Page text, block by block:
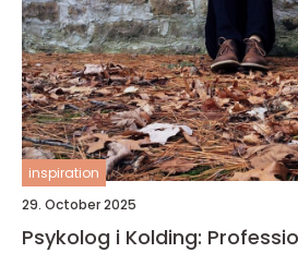
inspiration
29. October 2025
Psykolog i Kolding: